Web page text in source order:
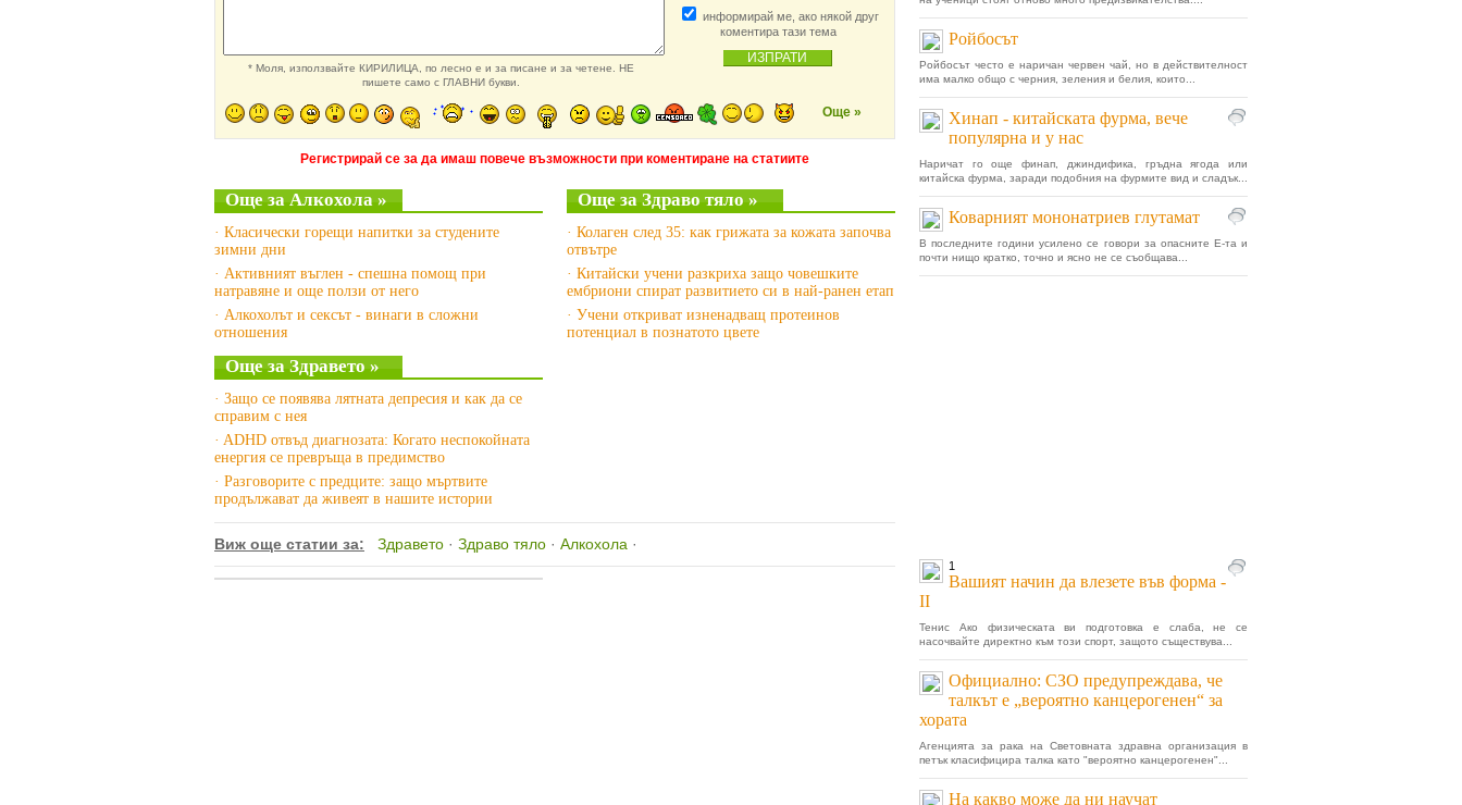
* Моля, използвайте КИРИЛИЦА, по лесно е и за писане и за четене. НЕ
пишете само с ГЛАВНИ букви.
информирай ме, ако някой друг
коментира тази тема
Още »
Регистрирай се за да имаш повече възможности при коментиране на статиите
Още за Алкохола »
· Класически горещи напитки за студените
зимни дни
· Активният въглен - спешна помощ при
натравяне и още ползи от него
· Алкохолът и сексът - винаги в сложни
отношения
Още за Здраво тяло »
· Колаген след 35: как грижата за кожата започва
отвътре
· Китайски учени разкриха защо човешките
ембриони спират развитието си в най-ранен етап
· Учени откриват изненадващ протеинов
потенциал в познатото цвете
Още за Здравето »
· Защо се появява лятната депресия и как да се
справим с нея
· ADHD отвъд диагнозата: Когато неспокойната
енергия се превръща в предимство
· Разговорите с предците: защо мъртвите
продължават да живеят в нашите истории
Виж още статии за: Здравето · Здраво тяло · Алкохола ·
Ройбосът
Ройбосът често е наричан червен чай, но в действителност
има малко общо с черния, зеления и белия, които...
Хинап - китайската фурма, вече
популярна и у нас
Наричат го още финап, джиндифика, гръдна ягода или
китайска фурма, заради подобния на фурмите вид и сладък...
Коварният мононатриев глутамат
В последните години усилено се говори за опасните Е-та и
почти нищо кратко, точно и ясно не се съобщава...
1
Вашият начин да влезете във форма -
II
Тенис Ако физическата ви подготовка е слаба, не се
насочвайте директно към този спорт, защото съществува...
Официално: СЗО предупреждава, че
талкът е „вероятно канцерогенен“ за
хората
Агенцията за рака на Световната здравна организация в
петък класифицира талка като "вероятно канцерогенен"...
На какво може да ни научат